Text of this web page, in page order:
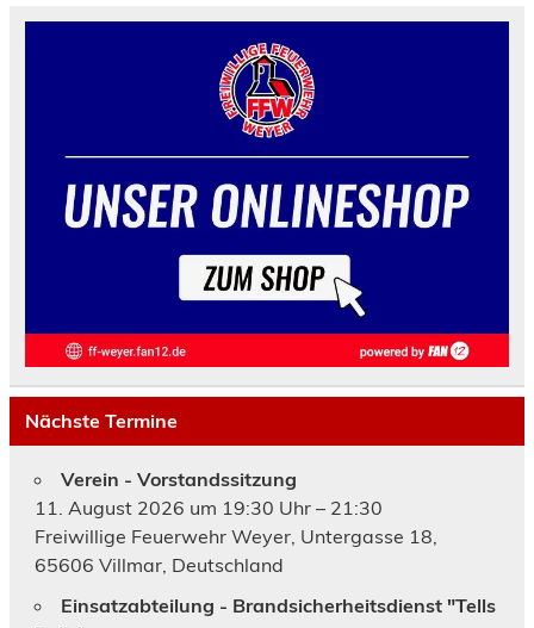
Nächste Termine
Verein - Vorstandssitzung
11. August 2026 um 19:30 Uhr – 21:30
Freiwillige Feuerwehr Weyer, Untergasse 18,
65606 Villmar, Deutschland
Einsatzabteilung - Brandsicherheitsdienst "Tells